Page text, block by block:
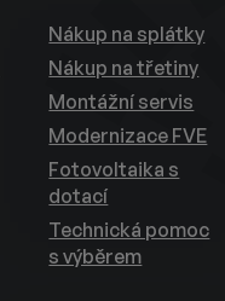
Nákup na splátky
Nákup na třetiny
Montážní servis
Modernizace FVE
Fotovoltaika s
dotací
Technická pomoc
s výběrem